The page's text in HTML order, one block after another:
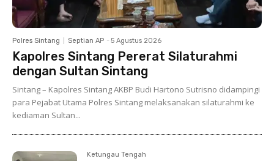
Polres Sintang Septian AP - 5 Agustus 2026
Kapolres Sintang Pererat Silaturahmi
dengan Sultan Sintang
Sintang – Kapolres Sintang AKBP Budi Hartono Sutrisno didampingi
para Pejabat Utama Polres Sintang melaksanakan silaturahmi ke
kediaman Sultan...
Ketungau Tengah